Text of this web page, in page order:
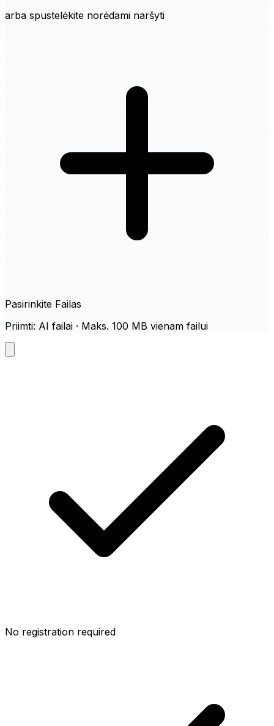
arba spustelėkite norėdami naršyti
Pasirinkite Failas
Priimti: AI failai · Maks. 100 MB vienam failui
No registration required